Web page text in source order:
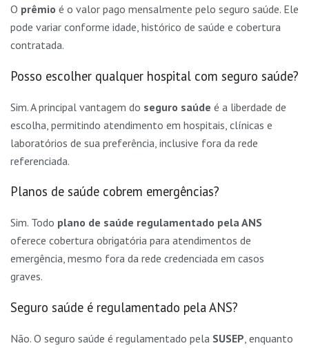
O prêmio é o valor pago mensalmente pelo seguro saúde. Ele
pode variar conforme idade, histórico de saúde e cobertura
contratada.
Posso escolher qualquer hospital com seguro saúde?
Sim. A principal vantagem do seguro saúde é a liberdade de
escolha, permitindo atendimento em hospitais, clínicas e
laboratórios de sua preferência, inclusive fora da rede
referenciada.
Planos de saúde cobrem emergências?
Sim. Todo plano de saúde regulamentado pela ANS
oferece cobertura obrigatória para atendimentos de
emergência, mesmo fora da rede credenciada em casos
graves.
Seguro saúde é regulamentado pela ANS?
Não. O seguro saúde é regulamentado pela SUSEP , enquanto